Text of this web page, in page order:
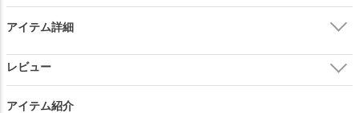
アイテム詳細
アイテム紹介